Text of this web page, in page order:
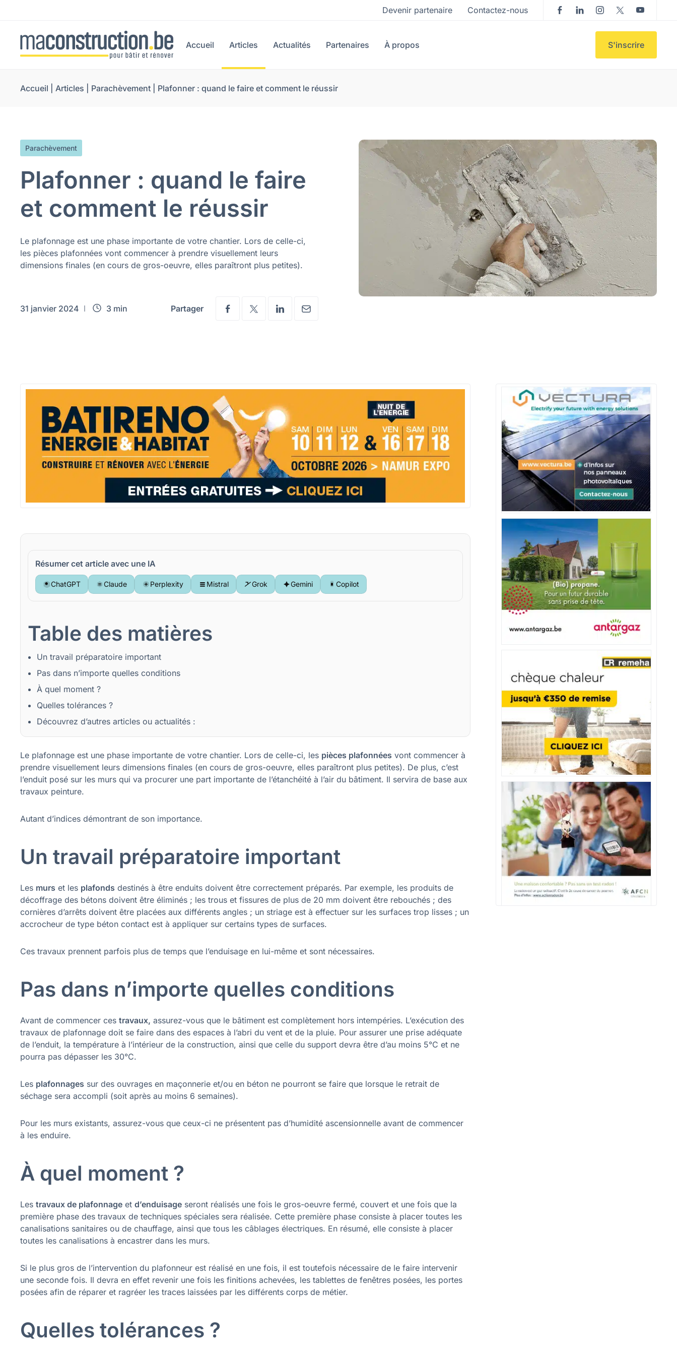
Devenir partenaire Contactez-nous
Accueil Articles Actualités Partenaires À propos S'inscrire
Accueil |Articles Parachèvement Plafonner : quand le faire et comment le réussir
Parachèvement
Plafonner : quand le faire
et comment le réussir
Le plafonnage est une phase importante de votre chantier. Lors de celle-ci,
les pièces plafonnées vont commencer à prendre visuellement leurs
dimensions finales (en cours de gros-oeuvre, elles paraîtront plus petites).
31 janvier 2024 3 min Partager
Résumer cet article avec une IA
ChatGPT Claude Perplexity Mistral Grok Gemini Copilot
Table des matières
Un travail préparatoire important
Pas dans n’importe quelles conditions
À quel moment ?
Quelles tolérances ?
Découvrez d’autres articles ou actualités :
Le plafonnage est une phase importante de votre chantier. Lors de celle-ci, les pièces plafonnées vont commencer à
prendre visuellement leurs dimensions finales (en cours de gros-oeuvre, elles paraîtront plus petites). De plus, c’est
l’enduit posé sur les murs qui va procurer une part importante de l’étanchéité à l’air du bâtiment. Il servira de base aux
travaux peinture.
Autant d’indices démontrant de son importance.
Un travail préparatoire important
Les murs et les plafonds destinés à être enduits doivent être correctement préparés. Par exemple, les produits de
décoffrage des bétons doivent être éliminés ; les trous et fissures de plus de 20 mm doivent être rebouchés ; des
cornières d’arrêts doivent être placées aux différents angles ; un striage est à effectuer sur les surfaces trop lisses ; un
accrocheur de type béton contact est à appliquer sur certains types de surfaces.
Ces travaux prennent parfois plus de temps que l’enduisage en lui-même et sont nécessaires.
Pas dans n’importe quelles conditions
Avant de commencer cestravaux, assurez-vous que le bâtiment est complètement hors intempéries. L’exécution des
travaux de plafonnage doit se faire dans des espaces à l’abri du vent et de la pluie. Pour assurer une prise adéquate
de l’enduit, la température à l’intérieur de la construction, ainsi que celle du support devra être d’au moins 5°C et ne
pourra pas dépasser les 30°C.
Les plafonnages sur des ouvrages en maçonnerie et/ou en béton ne pourront se faire que lorsque le retrait de
séchage sera accompli (soit après au moins 6 semaines).
Pour les murs existants, assurez-vous que ceux-ci ne présentent pas d’humidité ascensionnelle avant de commencer
à les enduire.
À quel moment ?
Lestravaux de plafonnage etd’enduisage seront réalisés une fois le gros-oeuvre fermé, couvert et une fois que la
première phase des travaux de techniques spéciales sera réalisée. Cette première phase consiste à placer toutes les
canalisations sanitaires ou de chauffage, ainsi que tous les câblages électriques. En résumé, elle consiste à placer
toutes les canalisations à encastrer dans les murs.
Si le plus gros de l’intervention du plafonneur est réalisé en une fois, il est toutefois nécessaire de le faire intervenir
une seconde fois. Il devra en effet revenir une fois les finitions achevées, les tablettes de fenêtres posées, les portes
posées afin de réparer et ragréer les traces laissées par les différents corps de métier.
Quelles tolérances ?